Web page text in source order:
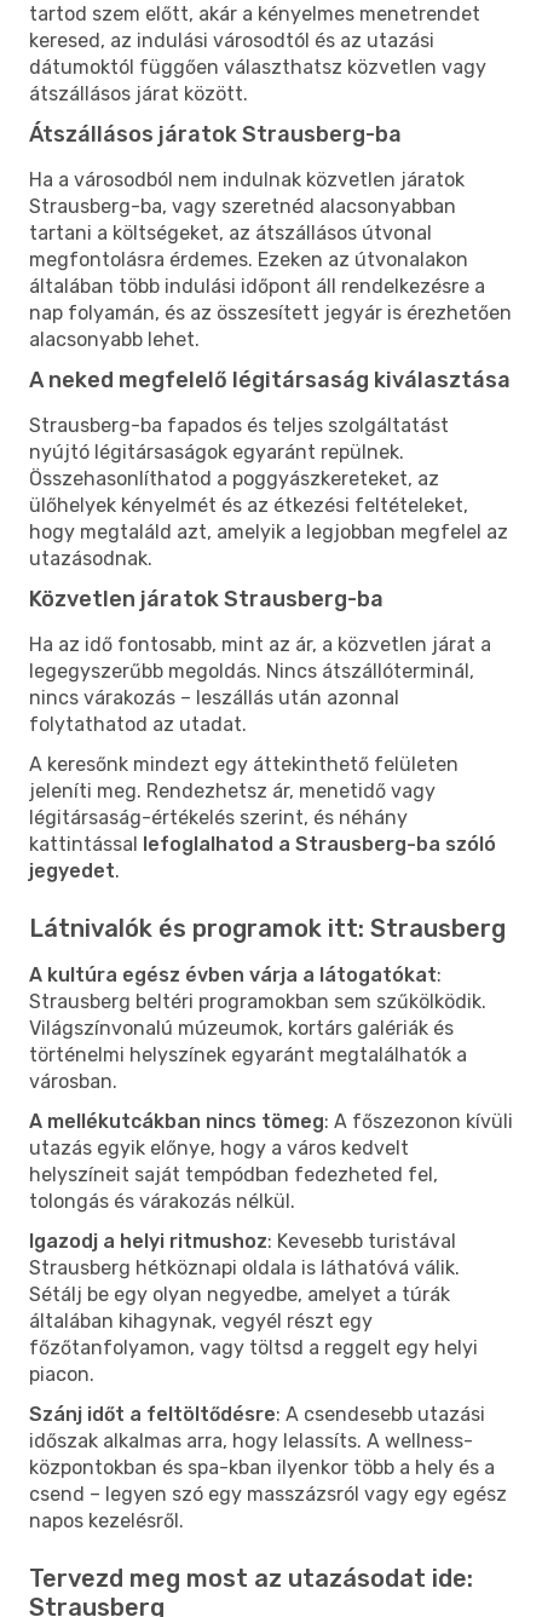
tartod szem előtt, akár a kényelmes menetrendet
keresed, az indulási városodtól és az utazási
dátumoktól függően választhatsz közvetlen vagy
átszállásos járat között.
Átszállásos járatok Strausberg-ba
Ha a városodból nem indulnak közvetlen járatok
Strausberg-ba, vagy szeretnéd alacsonyabban
tartani a költségeket, az átszállásos útvonal
megfontolásra érdemes. Ezeken az útvonalakon
általában több indulási időpont áll rendelkezésre a
nap folyamán, és az összesített jegyár is érezhetően
alacsonyabb lehet.
A neked megfelelő légitársaság kiválasztása
Strausberg-ba fapados és teljes szolgáltatást
nyújtó légitársaságok egyaránt repülnek.
Összehasonlíthatod a poggyászkereteket, az
ülőhelyek kényelmét és az étkezési feltételeket,
hogy megtaláld azt, amelyik a legjobban megfelel az
utazásodnak.
Közvetlen járatok Strausberg-ba
Ha az idő fontosabb, mint az ár, a közvetlen járat a
legegyszerűbb megoldás. Nincs átszállóterminál,
nincs várakozás – leszállás után azonnal
folytathatod az utadat.
A keresőnk mindezt egy áttekinthető felületen
jeleníti meg. Rendezhetsz ár, menetidő vagy
légitársaság-értékelés szerint, és néhány
kattintással lefoglalhatod a Strausberg-ba szóló
jegyedet.
Látnivalók és programok itt: Strausberg
A kultúra egész évben várja a látogatókat:
Strausberg beltéri programokban sem szűkölködik.
Világszínvonalú múzeumok, kortárs galériák és
történelmi helyszínek egyaránt megtalálhatók a
városban.
A mellékutcákban nincs tömeg: A főszezonon kívüli
utazás egyik előnye, hogy a város kedvelt
helyszíneit saját tempódban fedezheted fel,
tolongás és várakozás nélkül.
Igazodj a helyi ritmushoz: Kevesebb turistával
Strausberg hétköznapi oldala is láthatóvá válik.
Sétálj be egy olyan negyedbe, amelyet a túrák
általában kihagynak, vegyél részt egy
főzőtanfolyamon, vagy töltsd a reggelt egy helyi
piacon.
Szánj időt a feltöltődésre: A csendesebb utazási
időszak alkalmas arra, hogy lelassíts. A wellness-
központokban és spa-kban ilyenkor több a hely és a
csend – legyen szó egy masszázsról vagy egy egész
napos kezelésről.
Tervezd meg most az utazásodat ide:
Strausberg